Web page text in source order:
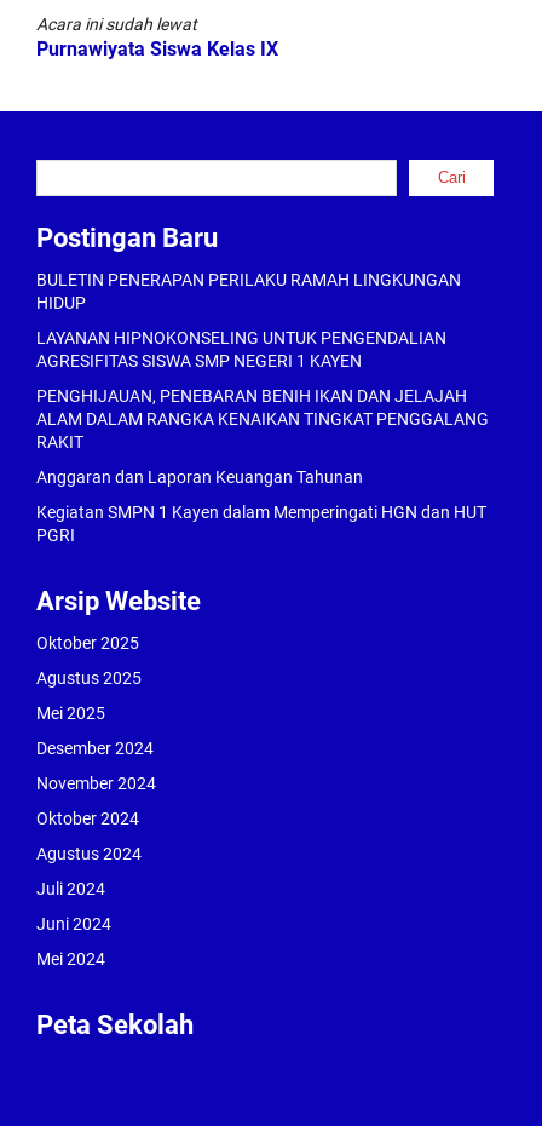
Acara ini sudah lewat
Purnawiyata Siswa Kelas IX
Cari
Postingan Baru
BULETIN PENERAPAN PERILAKU RAMAH LINGKUNGAN
HIDUP
LAYANAN HIPNOKONSELING UNTUK PENGENDALIAN
AGRESIFITAS SISWA SMP NEGERI 1 KAYEN
PENGHIJAUAN, PENEBARAN BENIH IKAN DAN JELAJAH
ALAM DALAM RANGKA KENAIKAN TINGKAT PENGGALANG
RAKIT
Anggaran dan Laporan Keuangan Tahunan
Kegiatan SMPN 1 Kayen dalam Memperingati HGN dan HUT
PGRI
Arsip Website
Oktober 2025
Agustus 2025
Mei 2025
Desember 2024
November 2024
Oktober 2024
Agustus 2024
Juli 2024
Juni 2024
Mei 2024
Peta Sekolah